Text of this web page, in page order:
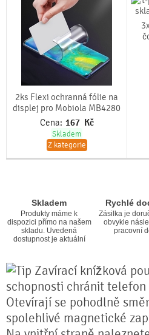
2ks Flexi ochranná fólie na
displej pro Mobiola MB4280
Cena: 167 Kč
Skladem
Z kategorie
Skladem
Produkty máme k
dispozici přímo na našem
skladu. Uvedená
dostupnost je aktuální
Rychlé
Zásilka je
obvykle
pracovní
Zavírací knížková
schopnosti chránit
Otevírají se pohodlně
spolehlivé magnetické